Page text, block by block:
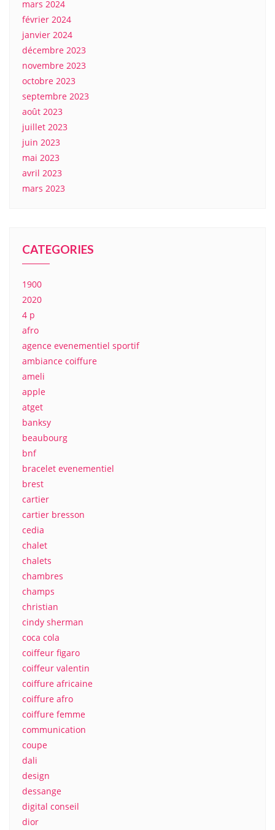
mars 2024
février 2024
janvier 2024
décembre 2023
novembre 2023
octobre 2023
septembre 2023
août 2023
juillet 2023
juin 2023
mai 2023
avril 2023
mars 2023
CATEGORIES
1900
2020
4 p
afro
agence evenementiel sportif
ambiance coiffure
ameli
apple
atget
banksy
beaubourg
bnf
bracelet evenementiel
brest
cartier
cartier bresson
cedia
chalet
chalets
chambres
champs
christian
cindy sherman
coca cola
coiffeur figaro
coiffeur valentin
coiffure africaine
coiffure afro
coiffure femme
communication
coupe
dali
design
dessange
digital conseil
dior